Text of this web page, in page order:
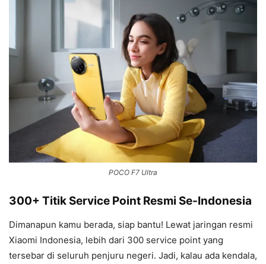
POCO F7 Ultra
300+ Titik Service Point Resmi Se-Indonesia
Dimanapun kamu berada, siap bantu! Lewat jaringan resmi
Xiaomi Indonesia, lebih dari 300 service point yang
tersebar di seluruh penjuru negeri. Jadi, kalau ada kendala,